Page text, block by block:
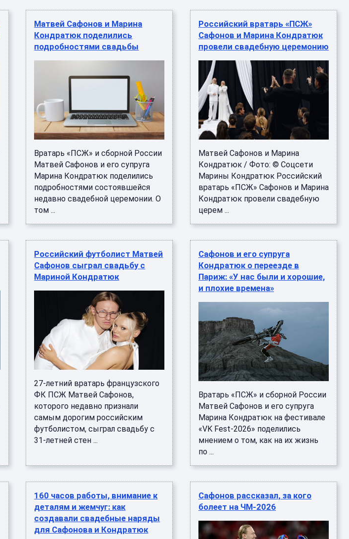
Матвей Сафонов и Марина
Кондратюк поделились
подробностями свадьбы
Вратарь «ПСЖ» и сборной России
Матвей Сафонов и его супруга
Марина Кондратюк поделились
подробностями состоявшейся
недавно свадебной церемонии. О
том ...
Российский вратарь «ПСЖ»
Сафонов и Марина Кондратюк
провели свадебную церемонию
Матвей Сафонов и Марина
Кондратюк / Фото: © Соцсети
Марины Кондратюк Российский
вратарь «ПСЖ» Сафонов и Марина
Кондратюк провели свадебную
церем ...
Российский футболист Матвей
Сафонов сыграл свадьбу с
Мариной Кондратюк
27-летний вратарь французского
ФК ПСЖ Матвей Сафонов,
которого недавно признали
самым дорогим российским
футболистом, сыграл свадьбу с
31-летней стен ...
Сафонов и его супруга
Кондратюк о переезде в
Париж: «У нас были и хорошие,
и плохие времена»
Вратарь «ПСЖ» и сборной России
Матвей Сафонов и его супруга
Марина Кондратюк на фестивале
«VK Fest-2026» поделились
мнением о том, как на их жизнь
по ...
160 часов работы, внимание к
деталям и жемчуг: как
создавали свадебные наряды
для Сафонова и Кондратюк
Сафонов рассказал, за кого
болеет на ЧМ-2026